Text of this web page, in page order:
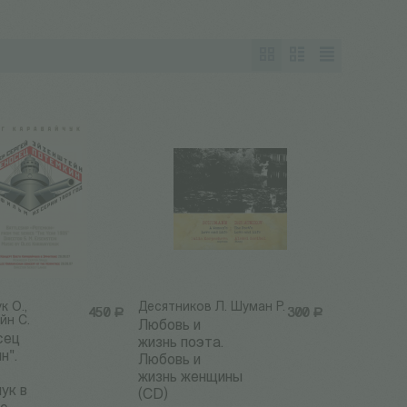
450 Р
О.,
С.
в
300 Р
Десятников Л. Шуман Р.
Любовь и
жизнь поэта.
Любовь и
жизнь женщины
(CD)